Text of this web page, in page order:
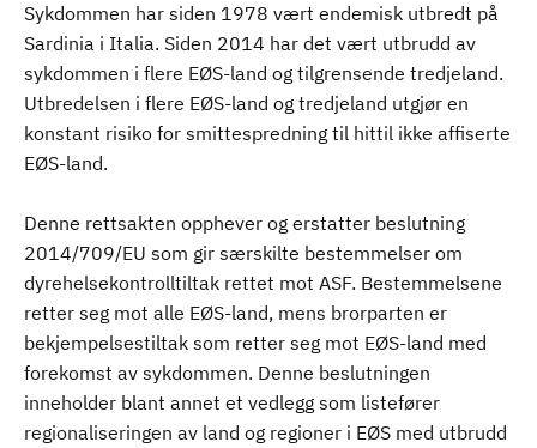
Sykdommen har siden 1978 vært endemisk utbredt på
Sardinia i Italia. Siden 2014 har det vært utbrudd av
sykdommen i flere EØS-land og tilgrensende tredjeland.
Utbredelsen i flere EØS-land og tredjeland utgjør en
konstant risiko for smittespredning til hittil ikke affiserte
EØS-land.
Denne rettsakten opphever og erstatter beslutning
2014/709/EU som gir særskilte bestemmelser om
dyrehelsekontrolltiltak rettet mot ASF. Bestemmelsene
retter seg mot alle EØS-land, mens brorparten er
bekjempelsestiltak som retter seg mot EØS-land med
forekomst av sykdommen. Denne beslutningen
inneholder blant annet et vedlegg som listefører
regionaliseringen av land og regioner i EØS med utbrudd